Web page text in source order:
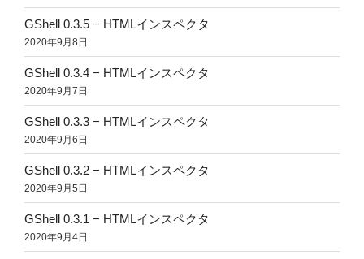
GShell 0.3.5 − HTMLインスペクタ
2020年9月8日
GShell 0.3.4 − HTMLインスペクタ
2020年9月7日
GShell 0.3.3 − HTMLインスペクタ
2020年9月6日
GShell 0.3.2 − HTMLインスペクタ
2020年9月5日
GShell 0.3.1 − HTMLインスペクタ
2020年9月4日